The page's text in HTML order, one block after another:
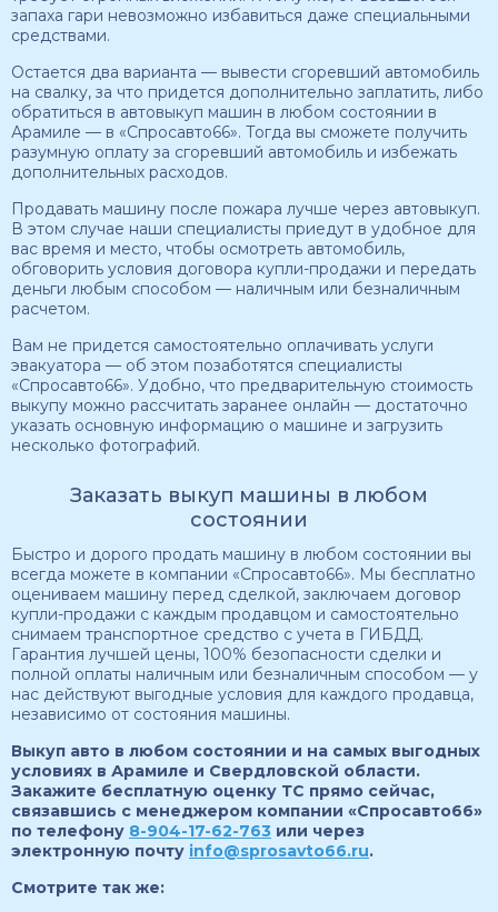
запаха гари невозможно избавиться даже специальными
средствами.
Остается два варианта — вывести сгоревший автомобиль
на свалку, за что придется дополнительно заплатить, либо
обратиться в автовыкуп машин в любом состоянии в
Арамиле — в «Спросавто66». Тогда вы сможете получить
разумную оплату за сгоревший автомобиль и избежать
дополнительных расходов.
Продавать машину после пожара лучше через автовыкуп.
В этом случае наши специалисты приедут в удобное для
вас время и место, чтобы осмотреть автомобиль,
обговорить условия договора купли-продажи и передать
деньги любым способом — наличным или безналичным
расчетом.
Вам не придется самостоятельно оплачивать услуги
эвакуатора — об этом позаботятся специалисты
«Спросавто66». Удобно, что предварительную стоимость
выкупу можно рассчитать заранее онлайн — достаточно
указать основную информацию о машине и загрузить
несколько фотографий.
Заказать выкуп машины в любом
состоянии
Быстро и дорого продать машину в любом состоянии вы
всегда можете в компании «Спросавто66». Мы бесплатно
оцениваем машину перед сделкой, заключаем договор
купли-продажи с каждым продавцом и самостоятельно
снимаем транспортное средство с учета в ГИБДД.
Гарантия лучшей цены, 100% безопасности сделки и
полной оплаты наличным или безналичным способом — у
нас действуют выгодные условия для каждого продавца,
независимо от состояния машины.
Выкуп авто в любом состоянии и на самых выгодных
условиях в Арамиле и Свердловской области.
Закажите бесплатную оценку ТС прямо сейчас,
связавшись с менеджером компании «Спросавто66»
по телефону 8-904-17-62-763 или через
электронную почту info@sprosavto66.ru.
Смотрите так же: